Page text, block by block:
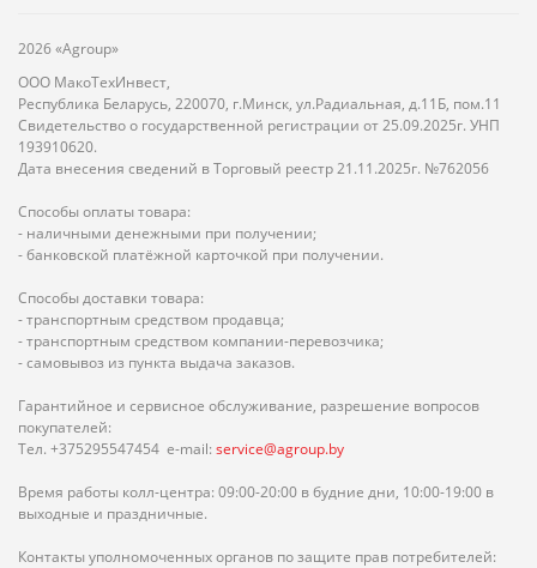
2026 «Agroup»
ООО МакоТехИнвест,
Республика Беларусь, 220070, г.Минск, ул.Радиальная, д.11Б, пом.11
Свидетельство о государственной регистрации от 25.09.2025г. УНП
193910620.
Дата внесения сведений в Торговый реестр 21.11.2025г. №762056
Способы оплаты товара:
- наличными денежными при получении;
- банковской платёжной карточкой при получении.
Способы доставки товара:
- транспортным средством продавца;
- транспортным средством компании-перевозчика;
- самовывоз из пункта выдача заказов.
Гарантийное и сервисное обслуживание, разрешение вопросов
покупателей:
Тел. +375295547454 e-mail: service@agroup.by
Время работы колл-центра: 09:00-20:00 в будние дни, 10:00-19:00 в
выходные и праздничные.
Контакты уполномоченных органов по защите прав потребителей: